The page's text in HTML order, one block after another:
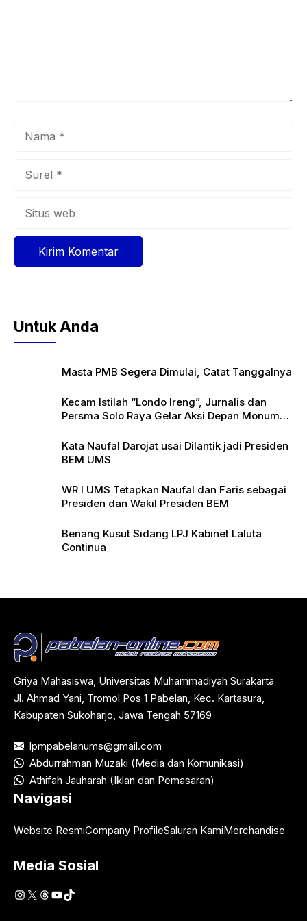
Untuk Anda
Masta PMB Segera Dimulai, Catat Tanggalnya
Kecam Istilah “Londo Ireng”, Jurnalis dan
Persma Solo Raya Gelar Aksi Depan Monumen
Kata Naufal Darojat usai Dilantik jadi Presiden
BEM UMS
WR I UMS Tetapkan Naufal dan Faris sebagai
Presiden dan Wakil Presiden BEM
Benang Kusut Sidang LPJ Kabinet Laluta
Continua
Griya Mahasiswa, Universitas Muhammadiyah Surakarta
Jl. Ahmad Yani, Tromol Pos 1 Pabelan, Kec. Kartasura,
Kabupaten Sukoharjo, Jawa Tengah 57169
lpmpabelanums@gmail.com
Abdurrahman Muzaki (Media dan Komunikasi)
Athifah Jauharah (Iklan dan Pemasaran)
Navigasi
Website ResmiCompany ProfileSaluran KamiMerchandise
Media Sosial
Instagram
X Threads
YouTube
TikTok